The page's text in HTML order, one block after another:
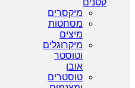
מיקסרים
מסחטות
מיצים
מיקרוגלים
וטוסטר
אובן
טוסטרים